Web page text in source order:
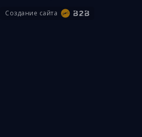
Создание сайта